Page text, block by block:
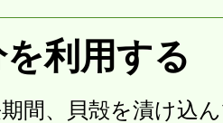
利用する
間、貝殻を漬け込